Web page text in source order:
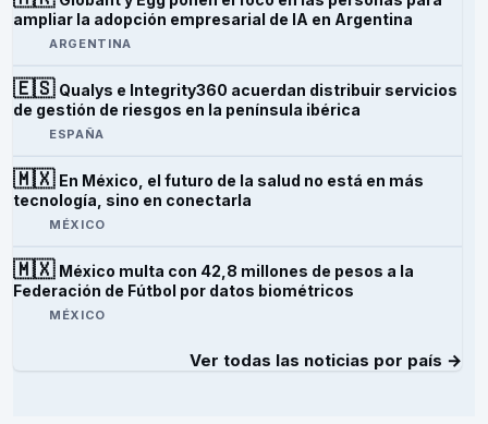
ampliar la adopción empresarial de IA en Argentina
ARGENTINA
🇪🇸 Qualys e Integrity360 acuerdan distribuir servicios
de gestión de riesgos en la península ibérica
ESPAÑA
🇲🇽 En México, el futuro de la salud no está en más
tecnología, sino en conectarla
MÉXICO
🇲🇽 México multa con 42,8 millones de pesos a la
Federación de Fútbol por datos biométricos
MÉXICO
Ver todas las noticias por país →